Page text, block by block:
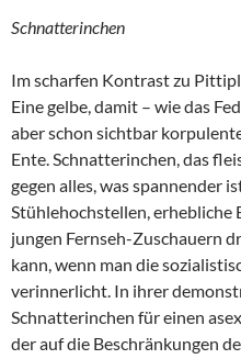
Schnatterinchen
Im scharfen Kontrast zu
Eine gelbe, damit – wie das
aber schon sichtbar
Ente. Schnatterinchen, das
gegen alles, was spannender
Stühlehochstellen, erhebliche
jungen Fernseh-Zuschauern
kann, wenn man die
verinnerlicht. In ihrer
Schnatterinchen für einen
der auf die Beschränkungen